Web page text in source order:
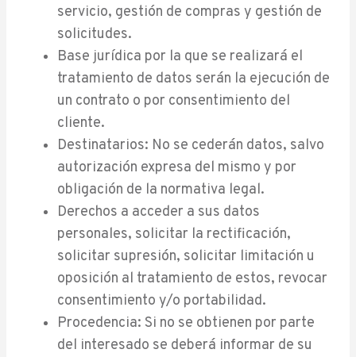
servicio, gestión de compras y gestión de
solicitudes.
Base jurídica por la que se realizará el
tratamiento de datos serán la ejecución de
un contrato o por consentimiento del
cliente.
Destinatarios: No se cederán datos, salvo
autorización expresa del mismo y por
obligación de la normativa legal.
Derechos a acceder a sus datos
personales, solicitar la rectificación,
solicitar supresión, solicitar limitación u
oposición al tratamiento de estos, revocar
consentimiento y/o portabilidad.
Procedencia: Si no se obtienen por parte
del interesado se deberá informar de su